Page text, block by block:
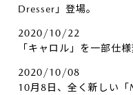
Dresser」登場。
2020/10/22
「キャロル」を一部仕
2020/10/08
10月8日、全く新しい